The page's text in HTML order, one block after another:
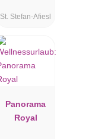
Alleinreisen
St. Stefan-Afiesl
Panorama
Royal